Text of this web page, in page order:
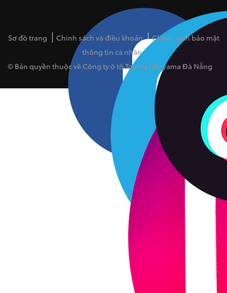
Sơ đồ trang Chính sách và điều khoản
Chính sách bảo mật
thông tin cá nhân
© Bản quyền thuộc về Công ty ô tô Toyota Okayama Đà Nẵng